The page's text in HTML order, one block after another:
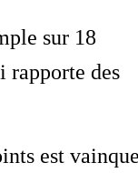
sur 18
rapporte des
est